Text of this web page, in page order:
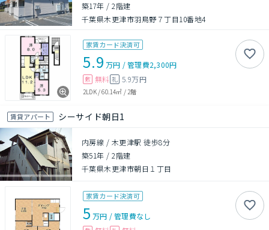
築17年 /2階建
千葉県木更津市羽鳥野７丁目10番地4
家賃カード決済可
5.9 万円 /管理費2,300円
敷 無料 礼 5.9万円
2LDK/60.14㎡ /2階
賃貸アパート シーサイド朝日1
内房線 / 木更津駅 徒歩8分
築51年 /2階建
千葉県木更津市朝日１丁目
家賃カード決済可
5 万円 /管理費なし